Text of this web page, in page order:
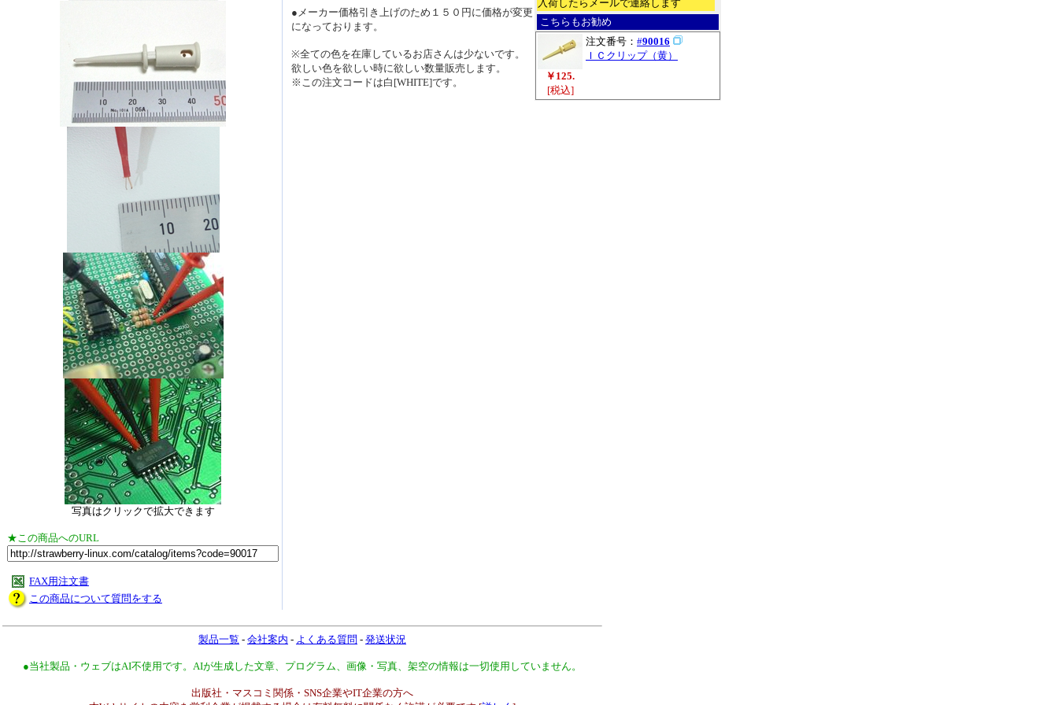
写真はクリックで拡大できます
★この商品へのURL
FAX用注文書
この商品について質問をする
入荷したらメールで連絡します
こちらもお勧め
￥125.
[税込]
注文番号： #90016
ＩＣクリップ（黄）
●メーカー価格引き上げのため１５０円に価格が変更
になっております。
※全ての色を在庫しているお店さんは少ないです。
欲しい色を欲しい時に欲しい数量販売します。
※この注文コードは白[WHITE]です。
製品一覧 - 会社案内 - よくある質問 - 発送状況
●当社製品・ウェブはAI不使用です。AIが生成した文章、プログラム、画像・写真、架空の情報は一切使用していません。
出版社・マスコミ関係・SNS企業やIT企業の方へ